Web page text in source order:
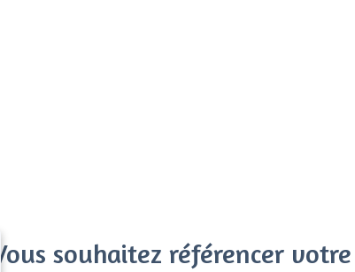
Vous souhaitez référencer